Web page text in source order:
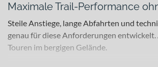
Maximale Trail-Performance
Steile Anstiege, lange Abfahrten und
genau für diese Anforderungen
Touren im bergigen Gelände.